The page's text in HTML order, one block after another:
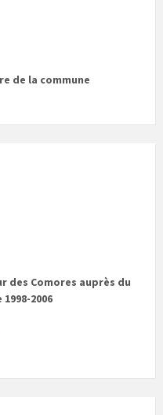
de la commune
des Comores auprès du
2006